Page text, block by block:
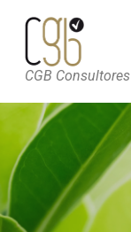
CGB Consultores